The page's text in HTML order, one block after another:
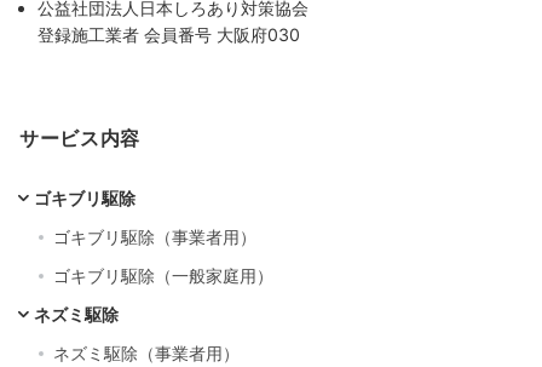
公益社団法人日本しろあり対策協会
登録施工業者 会員番号 大阪府030
サービス内容
ゴキブリ駆除
ゴキブリ駆除（事業者用）
ゴキブリ駆除（一般家庭用）
ネズミ駆除
ネズミ駆除（事業者用）